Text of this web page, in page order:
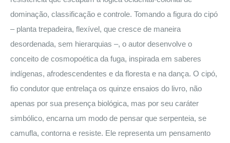
dominação, classificação e controle. Tomando a figura do cipó
– planta trepadeira, flexível, que cresce de maneira
desordenada, sem hierarquias –, o autor desenvolve o
conceito de cosmopoética da fuga, inspirada em saberes
indígenas, afrodescendentes e da floresta e na dança. O cipó,
fio condutor que entrelaça os quinze ensaios do livro, não
apenas por sua presença biológica, mas por seu caráter
simbólico, encarna um modo de pensar que serpenteia, se
camufla, contorna e resiste. Ele representa um pensamento